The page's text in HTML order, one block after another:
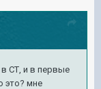
СТ, и в первые
это? мне